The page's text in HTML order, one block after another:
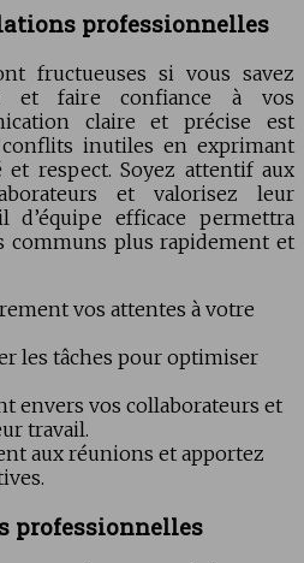
professionnelles
fructueuses si vous savez
et faire confiance à vos
claire et précise est
inutiles en exprimant
et respect. Soyez attentif aux
et valorisez leur
efficace permettra
communs plus rapidement et
vos attentes à votre
les tâches pour optimiser
envers vos collaborateurs et
travail.
aux réunions et apportez
professionnelles